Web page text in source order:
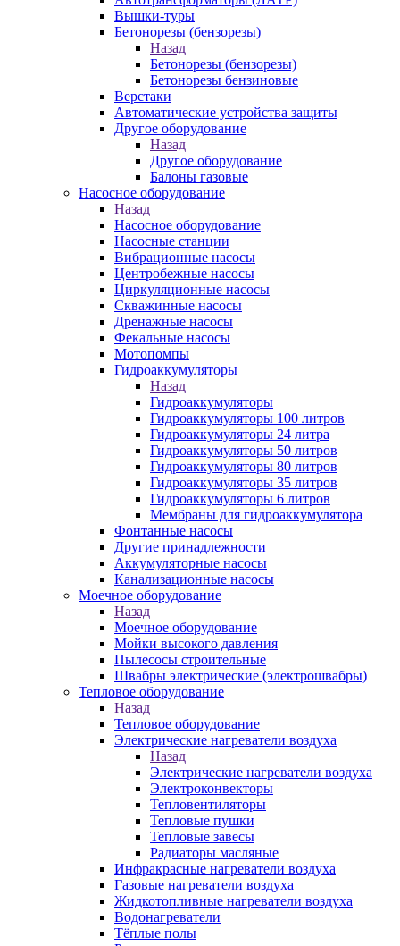
Вышки-туры
Бетонорезы (бензорезы)
Назад
Бетонорезы (бензорезы)
Бетонорезы бензиновые
Верстаки
Автоматические устройства защиты
Другое оборудование
Назад
Другое оборудование
Балоны газовые
Насосное оборудование
Назад
Насосное оборудование
Насосные станции
Вибрационные насосы
Центробежные насосы
Циркуляционные насосы
Скважинные насосы
Дренажные насосы
Фекальные насосы
Мотопомпы
Гидроаккумуляторы
Назад
Гидроаккумуляторы
Гидроаккумуляторы 100 литров
Гидроаккумуляторы 24 литра
Гидроаккумуляторы 50 литров
Гидроаккумуляторы 80 литров
Гидроаккумуляторы 35 литров
Гидроаккумуляторы 6 литров
Мембраны для гидроаккумулятора
Фонтанные насосы
Другие принадлежности
Аккумуляторные насосы
Канализационные насосы
Моечное оборудование
Назад
Моечное оборудование
Мойки высокого давления
Пылесосы строительные
Швабры электрические (электрошвабры)
Тепловое оборудование
Назад
Тепловое оборудование
Электрические нагреватели воздуха
Назад
Электрические нагреватели воздуха
Электроконвекторы
Тепловентиляторы
Тепловые пушки
Тепловые завесы
Радиаторы масляные
Инфракрасные нагреватели воздуха
Газовые нагреватели воздуха
Жидкотопливные нагреватели воздуха
Водонагреватели
Тёплые полы